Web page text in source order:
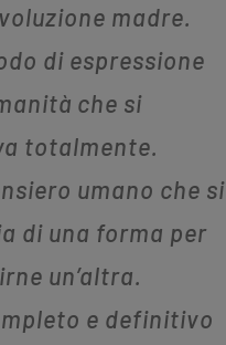
madre.
di espressione
che si
totalmente.
umano che si
di una forma per
un’altra.
e definitivo